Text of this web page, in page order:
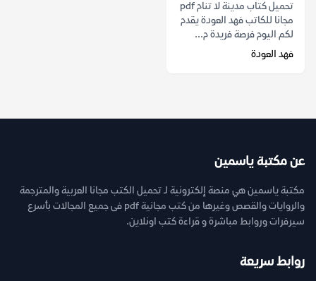
تحميل كتاب مدينة لا تنام pdf
مجانا للكاتب فهد العودة يقدم
لكم اليوم فرصة فريدة م...
فهد العودة
عن مكتبة ياسمين
مكتبة ياسمين هي منصة إلكترونية لـ تحميل الكتب مجانا العربية والمترجمة
والروايات والقصص وغيرها من كتب مجانية pdf فى جميع المجالات بأسرع
سيرفرات وروابط مباشرة و قراءة كتب اونلاين.
روابط سريعة